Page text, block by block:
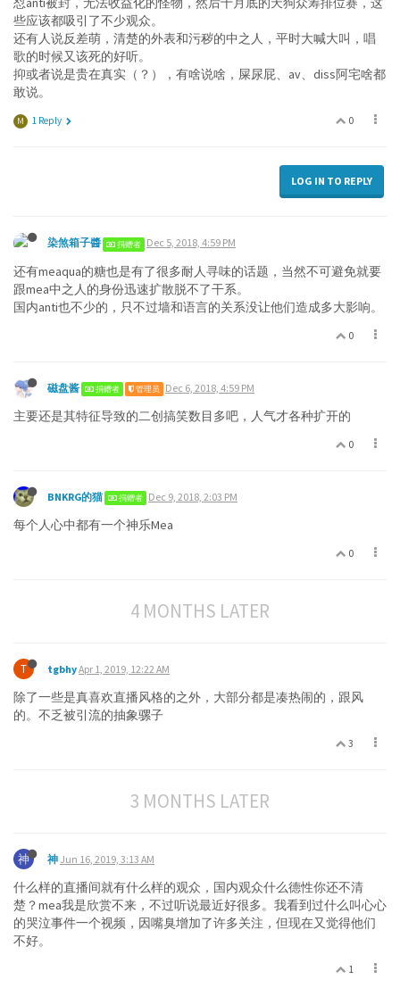
些应该都吸引了不少观众。
还有人说反差萌，清楚的外表和污秽的中之人，平时大喊大叫，唱
歌的时候又该死的好听。
抑或者说是贵在真实（？），有啥说啥，屎尿屁、av、diss阿宅啥都
敢说。
0
M 1 Reply
LOG IN TO REPLY
染煞箱子醬 捐赠者 Dec 5, 2018, 4:59 PM
还有meaqua的糖也是有了很多耐人寻味的话题，当然不可避免就要
跟mea中之人的身份迅速扩散脱不了干系。
国内anti也不少的，只不过墙和语言的关系没让他们造成多大影响。
0
磁盘酱 捐赠者 管理员 Dec 6, 2018, 4:59 PM
主要还是其特征导致的二创搞笑数目多吧，人气才各种扩开的
0
BNKRG的猫 捐赠者 Dec 9, 2018, 2:03 PM
每个人心中都有一个神乐Mea
0
4 MONTHS LATER
T tgbhyApr 1, 2019, 12:22 AM
除了一些是真喜欢直播风格的之外，大部分都是凑热闹的，跟风
的。不乏被引流的抽象骡子
3
3 MONTHS LATER
神 神 Jun 16, 2019, 3:13 AM
什么样的直播间就有什么样的观众，国内观众什么德性你还不清
楚？mea我是欣赏不来，不过听说最近好很多。我看到过什么叫心心
的哭泣事件一个视频，因嘴臭增加了许多关注，但现在又觉得他们
不好。
1